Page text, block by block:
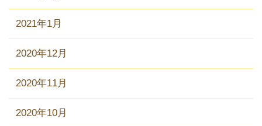
2021年1月
2020年12月
2020年11月
2020年10月